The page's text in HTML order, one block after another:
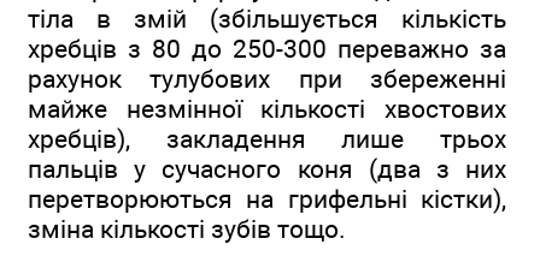
тіла в змій (збільшується кількість
хребців з 80 до 250-300 переважно за
рахунок тулубових при збереженні
майже незмінної кількості хвостових
хребців), закладення лише трьох
пальців у сучасного коня (два з них
перетворюються на грифельні кістки),
зміна кількості зубів тощо.